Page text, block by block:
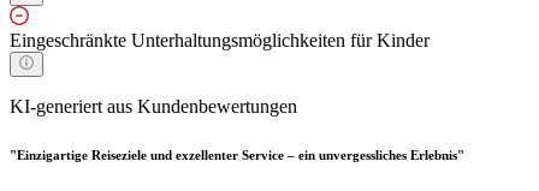
Eingeschränkte Unterhaltungsmöglichkeiten für Kinder
KI-generiert aus Kundenbewertungen
"Einzigartige Reiseziele und exzellenter Service – ein unvergessliches Erlebnis"